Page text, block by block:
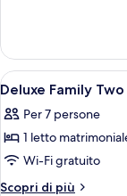
View
Two
Bedroom
Suite
Ocean
View
Bedroom
Apri
tutte
le
foto
per
Deluxe
10
Deluxe Family
Per 7 persone
1 letto
Wi-Fi gratuito
Scopri di più
Altri